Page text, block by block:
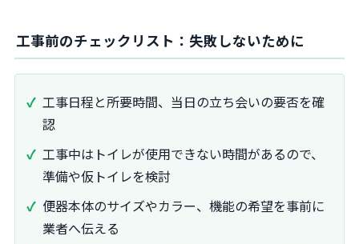
工事前のチェックリスト：失敗しないために
工事日程と所要時間、当日の立ち会いの要否を確
認
工事中はトイレが使用できない時間があるので、
準備や仮トイレを検討
便器本体のサイズやカラー、機能の希望を事前に
業者へ伝える